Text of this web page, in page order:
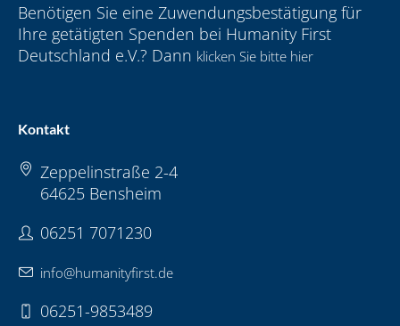
Benötigen Sie eine Zuwendungsbestätigung für
Ihre getätigten Spenden bei Humanity First
Zeppelinstraße 2-4